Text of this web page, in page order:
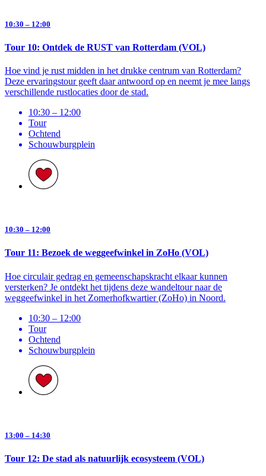
10:30 – 12:00
Tour 10: Ontdek de RUST van Rotterdam (VOL)
Hoe vind je rust midden in het drukke centrum van Rotterdam?
Deze ervaringstour geeft daar antwoord op en neemt je mee langs
verschillende rustlocaties door de stad.
10:30 – 12:00
Tour
Ochtend
Schouwburg­plein
10:30 – 12:00
Tour 11: Bezoek de weggeefwinkel in ZoHo (VOL)
Hoe circulair gedrag en gemeenschapskracht elkaar kunnen
versterken? Je ontdekt het tijdens deze wandeltour naar de
weggeefwinkel in het Zomerhofkwartier (ZoHo) in Noord.
10:30 – 12:00
Tour
Ochtend
Schouwburg­plein
13:00 – 14:30
Tour 12: De stad als natuurlijk ecosysteem (VOL)